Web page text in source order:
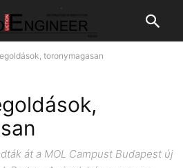
toronymagasan
át a MOL Campust Budapest új